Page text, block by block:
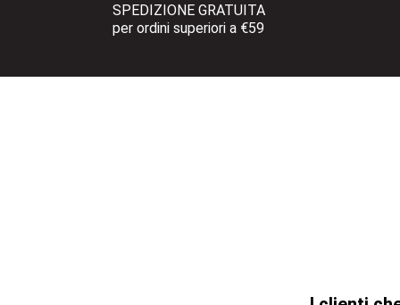
SPEDIZIONE GRATUITA
per ordini superiori a €59